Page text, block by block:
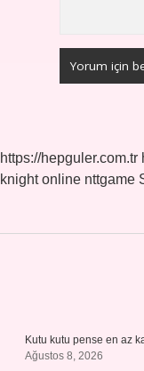
https://hepguler.com.tr
knight online nttgame
Kutu kutu pense en az
Ağustos 8, 2026